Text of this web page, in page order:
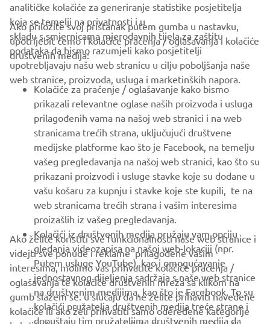
CORPORATE
FOR BUSINESS
MORE YAMAHA
SUPPORT
BILTEN
Budite prvi koji će saznati o najnovijim ponudama, posebnim
događajima, novim izdanjima i još mnogo toga
PRETPLATITE SE
analitičke kolačiće za generiranje statistike posjetitelja
koja se temelji na privatnosti i u
skladu s smjernicama mjerodavnih tijela za zaštitu
podataka da bismo razumjeli kako posjetitelji
upotrebljavaju našu web stranicu u cilju poboljšanja naše
web stranice, proizvoda, usluga i marketinških napora.
Ako priložite svoj pristanak putem gumba u nastavku,
upotrijebit ćemo i kolačiće praćenja / oglašavanja i kolačiće
društvenih medija:
Kolačiće za praćenje / oglašavanje kako bismo
prikazali relevantne oglase naših proizvoda i usluga
prilagođenih vama na našoj web stranici i na web
stranicama trećih strana, uključujući društvene
medijske platforme kao što je Facebook, na temelju
vašeg pregledavanja na našoj web stranici, kao što su
prikazani proizvodi i usluge stavke koje su dodane u
vašu košaru za kupnju i stavke koje ste kupili, te na
web stranicama trećih strana i vašim interesima
proizašlih iz vašeg pregledavanja.
Kolačići iz društvenih medija pružaju vam opciju
gledanja videozapisa na našoj web-lokaciji (npr.
Putem usluge YouTube), kao i omogućavanje
jednostavnog dijeljenja sadržaja s naše web stranice
na društvenim medijima, kao što je Facebook. To su
kolačići pružatelja društvenih medija treće strane i
dopuštaju tim pružateljima društvenih medija da
Ako želite koristiti sve funkcionalnosti naše web stranice i
videjti sve ponude i reklame prilagođene vašim
interesima, molimo vas prihvatite kolačiće praćenja /
oglašavanja te kolačiće društvenih mreža sa klikom na
gumb slažem se. u slučaju da ne želite prihaviti navedene
kolačiće ili ako želi prihvatiti samo odeređene kategorije